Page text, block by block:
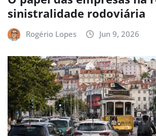
sinistralidade rodoviária
Rogério Lopes Jun 9, 2026